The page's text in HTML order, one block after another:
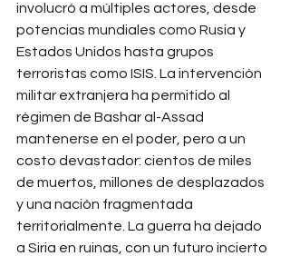
involucró a múltiples actores, desde
potencias mundiales como Rusia y
Estados Unidos hasta grupos
terroristas como ISIS. La intervención
militar extranjera ha permitido al
régimen de Bashar al-Assad
mantenerse en el poder, pero a un
costo devastador: cientos de miles
de muertos, millones de desplazados
y una nación fragmentada
territorialmente. La guerra ha dejado
a Siria en ruinas, con un futuro incierto